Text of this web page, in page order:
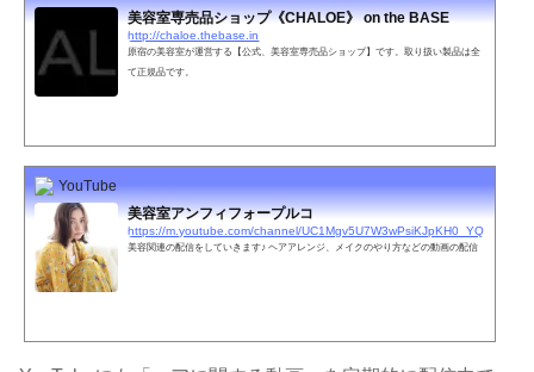
美容室専売品ショップ《CHALOE》 on the BASE
http://chaloe.thebase.in
原宿の美容室が運営する【公式、美容室専売品ショップ】です。取り扱い製品は全
て正規品です。
YouTube
美容室アンフィフォープルコ
https://m.youtube.com/channel/UC1Mgv5U7W3wPsiKJpKH0_YQ
美容関連の配信をしていきます♪ ヘアアレンジ、メイクのやり方などの動画の配信